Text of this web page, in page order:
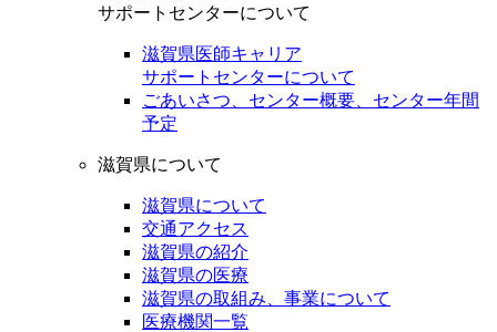
サポートセンターについて
滋賀県医師キャリア
サポートセンターについて
ごあいさつ、センター概要、センター年間
予定
滋賀県について
滋賀県について
交通アクセス
滋賀県の紹介
滋賀県の医療
滋賀県の取組み、事業について
医療機関一覧